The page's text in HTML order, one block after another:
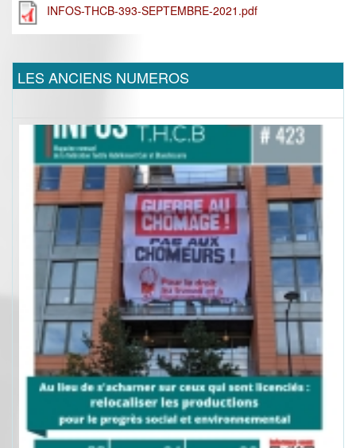
INFOS-THCB-393-SEPTEMBRE-2021.pdf
LES ANCIENS NUMEROS